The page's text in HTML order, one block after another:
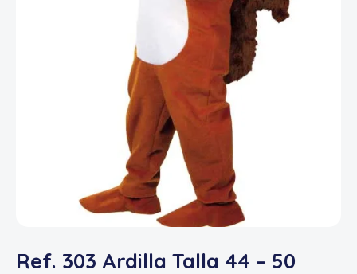
Ref. 303 Ardilla Talla 44 – 50